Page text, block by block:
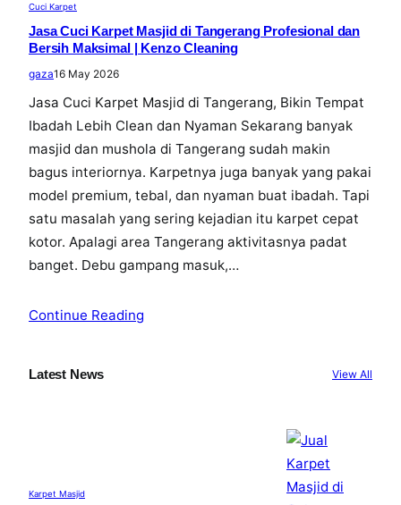
Cuci Karpet
Jasa Cuci Karpet Masjid di Tangerang Profesional dan
Bersih Maksimal | Kenzo Cleaning
gaza16 May 2026
Jasa Cuci Karpet Masjid di Tangerang, Bikin Tempat
Ibadah Lebih Clean dan Nyaman Sekarang banyak
masjid dan mushola di Tangerang sudah makin
bagus interiornya. Karpetnya juga banyak yang pakai
model premium, tebal, dan nyaman buat ibadah. Tapi
satu masalah yang sering kejadian itu karpet cepat
kotor. Apalagi area Tangerang aktivitasnya padat
banget. Debu gampang masuk,…
Continue Reading
Latest News View All
Karpet Masjid